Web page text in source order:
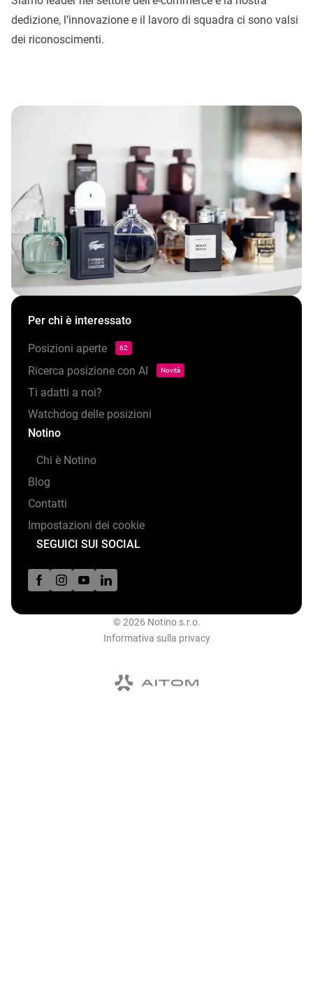
dedizione, l’innovazione e il lavoro di squadra ci sono valsi
dei riconoscimenti.
Per chi è interessato
Posizioni aperte 62
Ricerca posizione con AI Novità
Ti adatti a noi?
Watchdog delle posizioni
Notino
Chi è Notino
Blog
Contatti
Impostazioni dei cookie
SEGUICI SUI SOCIAL
© 2026 Notino s.r.o.
Informativa sulla privacy